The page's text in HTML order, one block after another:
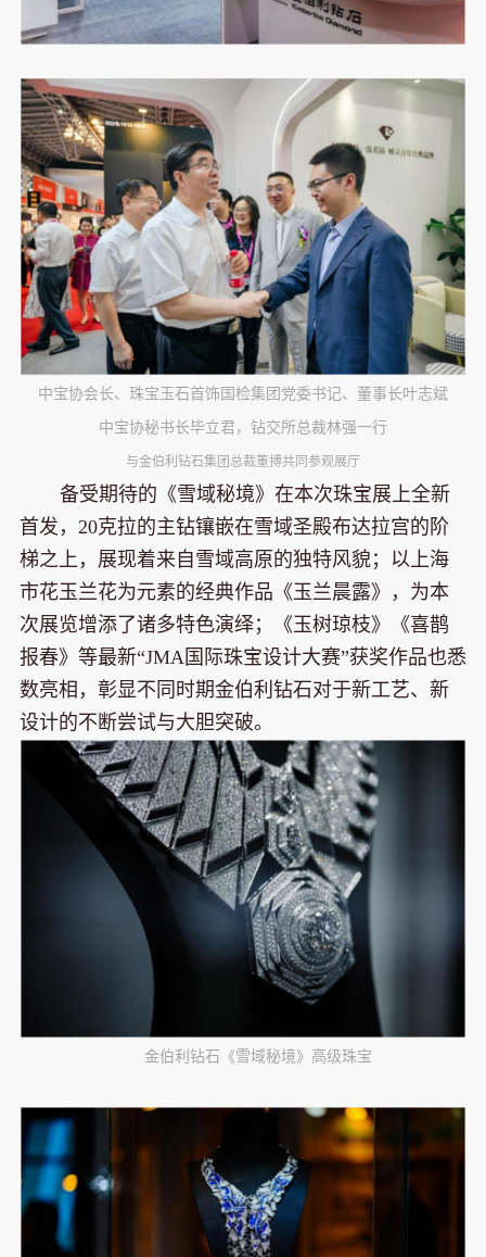
中宝协会长、珠宝玉石首饰国检集团党委书记、董事长叶志斌
中宝协秘书长毕立君，钻交所总裁林强一行
与金伯利钻石集团总裁董搏共同参观展厅
备受期待的《雪域秘境》在本次珠宝展上全新
首发，20克拉的主钻镶嵌在雪域圣殿布达拉宫的阶
梯之上，展现着来自雪域高原的独特风貌；以上海
市花玉兰花为元素的经典作品《玉兰晨露》，为本
次展览增添了诸多特色演绎；《玉树琼枝》《喜鹊
报春》等最新“JMA国际珠宝设计大赛”获奖作品也悉
数亮相，彰显不同时期金伯利钻石对于新工艺、新
设计的不断尝试与大胆突破。
金伯利钻石《雪域秘境》高级珠宝